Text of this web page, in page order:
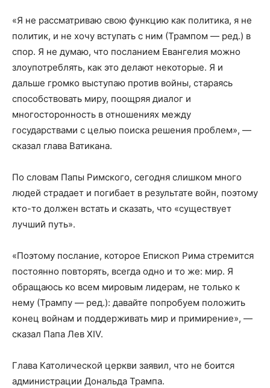
«Я не рассматриваю свою функцию как политика, я не
политик, и не хочу вступать с ним (Трампом — ред.) в
спор. Я не думаю, что посланием Евангелия можно
злоупотреблять, как это делают некоторые. Я и
дальше громко выступаю против войны, стараясь
способствовать миру, поощряя диалог и
многосторонность в отношениях между
государствами с целью поиска решения проблем», —
сказал глава Ватикана.
По словам Папы Римского, сегодня слишком много
людей страдает и погибает в результате войн, поэтому
кто-то должен встать и сказать, что «существует
лучший путь».
«Поэтому послание, которое Епископ Рима стремится
постоянно повторять, всегда одно и то же: мир. Я
обращаюсь ко всем мировым лидерам, не только к
нему (Трампу — ред.): давайте попробуем положить
конец войнам и поддерживать мир и примирение», —
сказал Папа Лев XIV.
Глава Католической церкви заявил, что не боится
администрации Дональда Трампа.